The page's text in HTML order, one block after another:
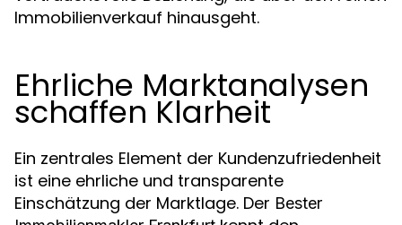
Immobilienverkauf hinausgeht.
Ehrliche Marktanalysen
schaffen Klarheit
Ein zentrales Element der Kundenzufriedenheit
ist eine ehrliche und transparente
Einschätzung der Marktlage. Der Bester